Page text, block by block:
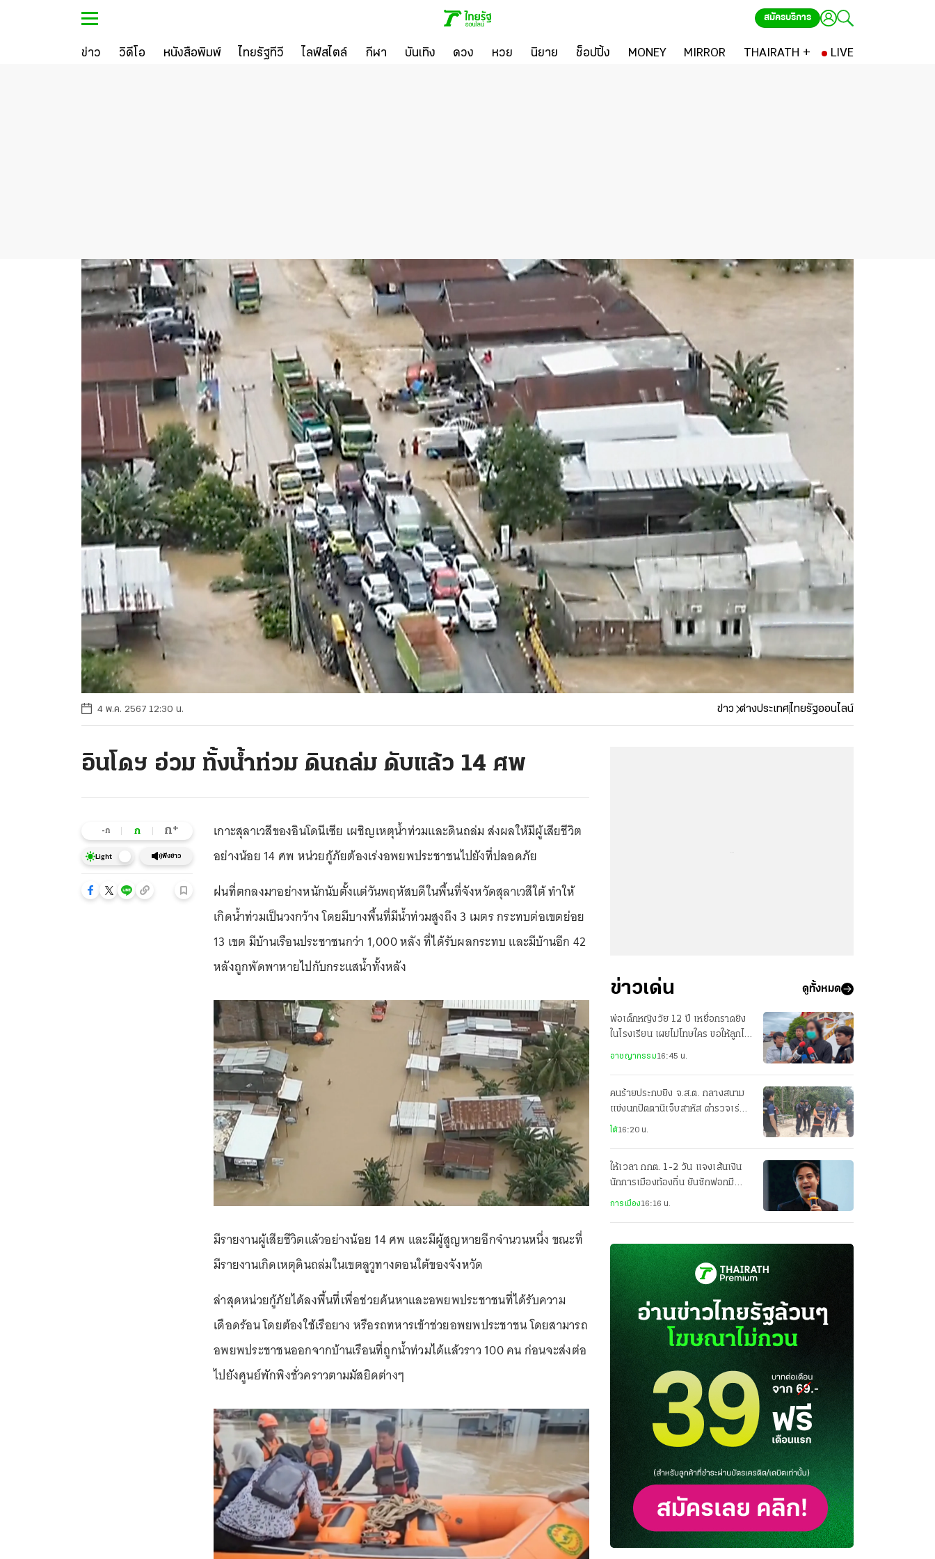
สมัครบริการ
ข่าว วิดีโอ หนังสือพิมพ์ ไทยรัฐทีวี ไลฟ์สไตล์ กีฬา บันเทิง ดวง หวย นิยาย ช็อปปิ้ง MONEY MIRROR THAIRATH + LIVE
4 พ.ค. 2567 12:30 น. ข่าว ต่างประเทศไทยรัฐออนไลน์
อินโดฯ อ่วม ทั้งน้ำท่วม ดินถล่ม ดับแล้ว 14 ศพ
-ก ก ก+
Light ฟังข่าว
เกาะสุลาเวสีของอินโดนีเซีย เผชิญเหตุน้ำท่วมและดินถล่ม ส่งผลให้มีผู้เสียชีวิต
อย่างน้อย 14 ศพ หน่วยกู้ภัยต้องเร่งอพยพประชาชนไปยังที่ปลอดภัย
ฝนที่ตกลงมาอย่างหนักนับตั้งแต่วันพฤหัสบดีในพื้นที่จังหวัดสุลาเวสีใต้ ทำให้
เกิดน้ำท่วมเป็นวงกว้าง โดยมีบางพื้นที่มีน้ำท่วมสูงถึง 3 เมตร กระทบต่อเขตย่อย
13 เขต มีบ้านเรือนประชาชนกว่า 1,000 หลัง ที่ได้รับผลกระทบ และมีบ้านอีก 42
หลังถูกพัดพาหายไปกับกระแสน้ำทั้งหลัง
มีรายงานผู้เสียชีวิตแล้วอย่างน้อย 14 ศพ และมีผู้สูญหายอีกจำนวนหนึ่ง ขณะที่
มีรายงานเกิดเหตุดินถล่มในเขตลูวูทางตอนใต้ของจังหวัด
ล่าสุดหน่วยกู้ภัยได้ลงพื้นที่เพื่อช่วยค้นหาและอพยพประชาชนที่ได้รับความ
เดือดร้อน โดยต้องใช้เรือยาง หรือรถทหารเข้าช่วยอพยพประชาชน โดยสามารถ
อพยพประชาชนออกจากบ้านเรือนที่ถูกน้ำท่วมได้แล้วราว 100 คน ก่อนจะส่งต่อ
ไปยังศูนย์พักพิงชั่วคราวตามมัสยิดต่างๆ
ข่าวเด่น ดูทั้งหมด
พ่อเด็กหญิงวัย 12 ปี เหยื่อกราดยิง
ในโรงเรียน เผยไม่โทษใคร ขอให้ลูกไป
อาชญากรรม16:45 น.
คนร้ายประกบยิง จ.ส.ต. กลางสนาม
แข่งนกปัตตานีเจ็บสาหัส ตำรวจเร่ง
ระดมกำลังล่าตัว
ใต้16:20 น.
ให้เวลา กกต. 1-2 วัน แจงเส้นเงิน
นักการเมืองท้องถิ่น ยันซักฟอกมี
เรื่องโกง สว. แน่
การเมือง16:16 น.